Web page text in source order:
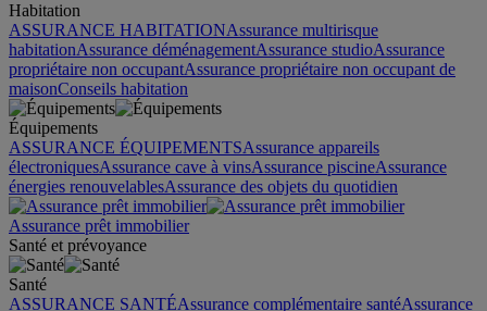
Habitation
ASSURANCE HABITATIONAssurance multirisque
habitationAssurance déménagementAssurance studioAssurance
propriétaire non occupantAssurance propriétaire non occupant de
maisonConseils habitation
Équipements
ASSURANCE ÉQUIPEMENTSAssurance appareils
électroniquesAssurance cave à vinsAssurance piscineAssurance
énergies renouvelablesAssurance des objets du quotidien
Assurance prêt immobilier
Santé et prévoyance
Santé
ASSURANCE SANTÉAssurance complémentaire santéAssurance